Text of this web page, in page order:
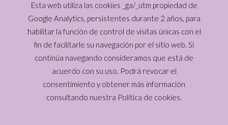
marzo 2019
febrero 2019
enero 2019
diciembre 2018
noviembre 2018
Esta web utiliza las cookies _ga/_utm propiedad de
Google Analytics, persistentes durante 2 años, para
habilitar la función de control de visitas únicas con el
fin de facilitarle su navegación por el sitio web. Si
continúa navegando consideramos que está de
acuerdo con su uso. Podrá revocar el
consentimiento y obtener más información
consultando nuestra Política de cookies.